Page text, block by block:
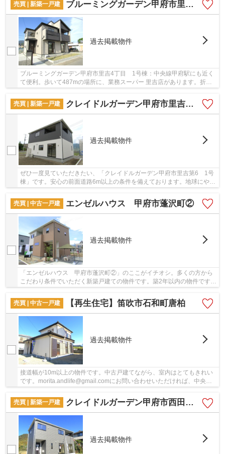
売買 | 新築一戸建 ブルーミングガーデン甲府市里吉4丁目 1号棟
過去掲載物件
ブルーミングガーデン甲府市里吉4丁目 1号棟：中央線甲府駅にも近く
て便利。歩いて487mの場所に、業務スーパー 里吉店があります。折上
売買 | 新築一戸建
クレイドルガーデン甲府市里吉第6 1号棟
過去掲載物件
ぜひ一度見ていただきたい、「クレイドルガーデン甲府市里吉第6 1号
棟」です。安心の前面道路6m以上の条件を備えております。地球にやさ
売買 | 中古一戸建
エンゼルハウス 甲府市蓬沢町②
過去掲載物件
「エンゼルハウス 甲府市蓬沢町②」のここがイチオシ。多くの方から
こだわり条件でいただく新築戸建ての物件です。築2年以内の物件ですの
で、外観もキレイです。安心の前面道路6m以上...
売買 | 中古一戸建
【再生住宅】笛吹市石和町唐柏
過去掲載物件
接道幅が10m以上の物件です。中古戸建てながら、室内はとてもきれい
です。morita.andlife@gmail.comにお問い合わせいただければ、中央線
石和温泉周辺の不動産情報をご紹介させていただ...
売買 | 新築一戸建
クレイドルガーデン甲府市西田町第1 2号棟
過去掲載物件